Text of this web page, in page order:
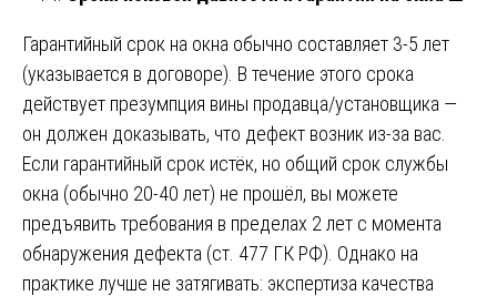
Гарантийный срок на окна обычно составляет 3-5 лет
(указывается в договоре). В течение этого срока
действует презумпция вины продавца/установщика —
он должен доказывать, что дефект возник из-за вас.
Если гарантийный срок истёк, но общий срок службы
окна (обычно 20-40 лет) не прошёл, вы можете
предъявить требования в пределах 2 лет с момента
обнаружения дефекта (ст. 477 ГК РФ). Однако на
практике лучше не затягивать: экспертиза качества